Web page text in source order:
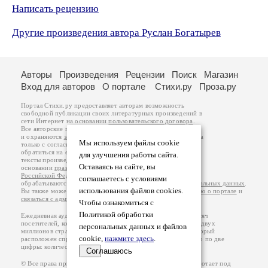
Написать рецензию
Другие произведения автора Руслан Богатырев
Мы используем файлы cookie
для улучшения работы сайта.
Оставаясь на сайте, вы
соглашаетесь с условиями
использования файлов cookies.
Чтобы ознакомиться с
Политикой обработки
персональных данных и файлов
cookie, нажмите здесь.
Соглашаюсь
Авторы Произведения Рецензии Поиск
Магазин
Вход для авторов
О портале Стихи.ру Проза.ру
Портал Стихи.ру предоставляет авторам возможность
свободной публикации своих литературных произведений в
сети Интернет на основаниипользовательского договора
Все авторские права на произведения принадлежат авторам
и охраняются законом
. Перепечатка произведений возможна
только с согласия его автора, к которому вы можете
обратиться на его авторской странице. Ответственность за
тексты произведений авторы несут самостоятельно на
основанииправил публикацииизаконодательства
Российской Федерации
обрабатываются на основанииПолитики обработки персональных данных
Вы также можете посмотреть более подробнуюинформацию о портале и
связаться с администрацией
Ежедневная аудитория портала Стихи.ру – порядка 200 тысяч
посетителей, которые в общей сумме просматривают более двух
миллионов страниц по данным счетчика посещаемости, который
расположен справа от этого текста. В каждой графе указано по две
цифры: количество просмотров и количество посетителей.
© Все права принадлежат авторам, 2000-2026. Портал работает под